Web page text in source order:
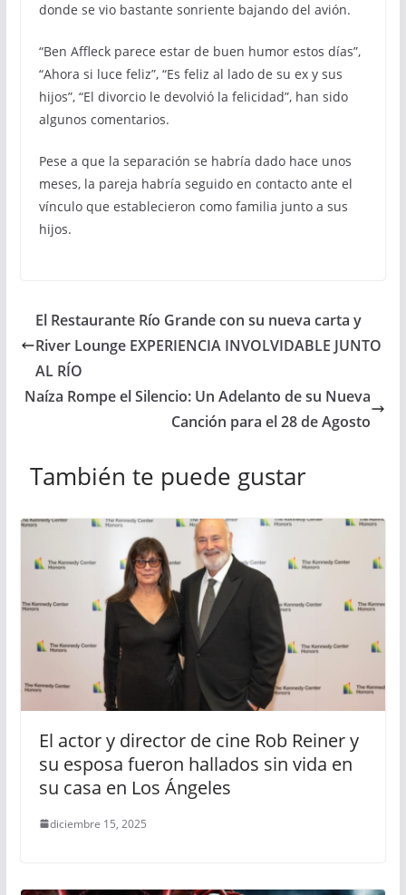
donde se vio bastante sonriente bajando del avión.
“Ben Affleck parece estar de buen humor estos días”,
“Ahora si luce feliz”, “Es feliz al lado de su ex y sus
hijos”, “El divorcio le devolvió la felicidad”, han sido
algunos comentarios.
Pese a que la separación se habría dado hace unos
meses, la pareja habría seguido en contacto ante el
vínculo que establecieron como familia junto a sus
hijos.
El Restaurante Río Grande con su nueva carta y
River Lounge EXPERIENCIA INVOLVIDABLE JUNTO
AL RÍO
Naíza Rompe el Silencio: Un Adelanto de su Nueva
Canción para el 28 de Agosto
También te puede gustar
El actor y director de cine Rob Reiner y
su esposa fueron hallados sin vida en
su casa en Los Ángeles
diciembre 15, 2025